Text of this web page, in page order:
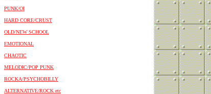
PUNK/OI
HARD CORE/CRUST
OLD/NEW SCHOOL
EMOTIONAL
CHAOTIC
MELODIC/POP PUNK
ROCKA/PSYCHOBILLY
ALTERNATIVE/ROCK etc